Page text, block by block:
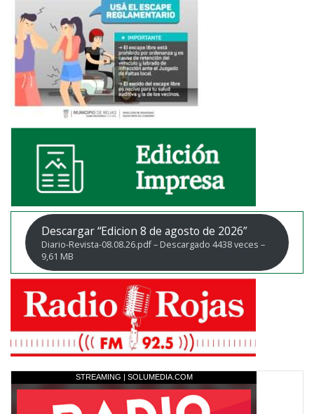
Descargar “Edicion 8 de agosto de 2026”
Diario-Revista-08.08.26.pdf – Descargado 4438 veces –
9,61 MB